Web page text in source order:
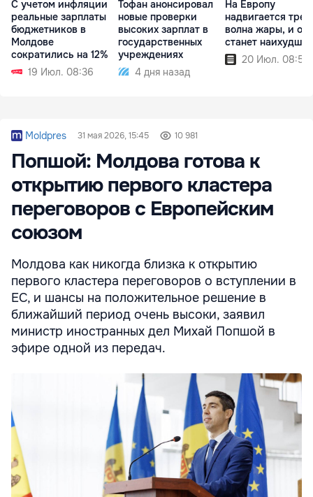
С учетом инфляции
реальные зарплаты
бюджетников в
Молдове
сократились на 12%
19 Июл. 08:36
Тофан анонсировал
новые проверки
высоких зарплат в
государственных
учреждениях
4 дня назад
На Европу
надвигается
волна жары, и она
станет наихудшей
20 Июл. 08:51
Moldpres 31 мая 2026, 15:45 10 981
Попшой: Молдова готова к
открытию первого кластера
переговоров с Европейским
союзом
Молдова как никогда близка к открытию
первого кластера переговоров о вступлении в
ЕС, и шансы на положительное решение в
ближайший период очень высоки, заявил
министр иностранных дел Михай Попшой в
эфире одной из передач.